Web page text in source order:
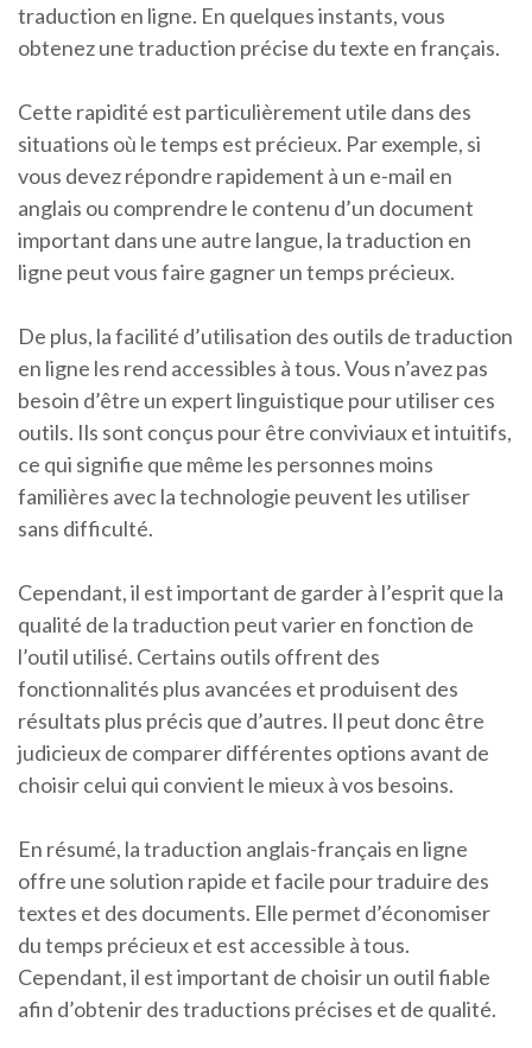
traduction en ligne. En quelques instants, vous
obtenez une traduction précise du texte en français.
Cette rapidité est particulièrement utile dans des
situations où le temps est précieux. Par exemple, si
vous devez répondre rapidement à un e-mail en
anglais ou comprendre le contenu d’un document
important dans une autre langue, la traduction en
ligne peut vous faire gagner un temps précieux.
De plus, la facilité d’utilisation des outils de traduction
en ligne les rend accessibles à tous. Vous n’avez pas
besoin d’être un expert linguistique pour utiliser ces
outils. Ils sont conçus pour être conviviaux et intuitifs,
ce qui signifie que même les personnes moins
familières avec la technologie peuvent les utiliser
sans difficulté.
Cependant, il est important de garder à l’esprit que la
qualité de la traduction peut varier en fonction de
l’outil utilisé. Certains outils offrent des
fonctionnalités plus avancées et produisent des
résultats plus précis que d’autres. Il peut donc être
judicieux de comparer différentes options avant de
choisir celui qui convient le mieux à vos besoins.
En résumé, la traduction anglais-français en ligne
offre une solution rapide et facile pour traduire des
textes et des documents. Elle permet d’économiser
du temps précieux et est accessible à tous.
Cependant, il est important de choisir un outil fiable
afin d’obtenir des traductions précises et de qualité.